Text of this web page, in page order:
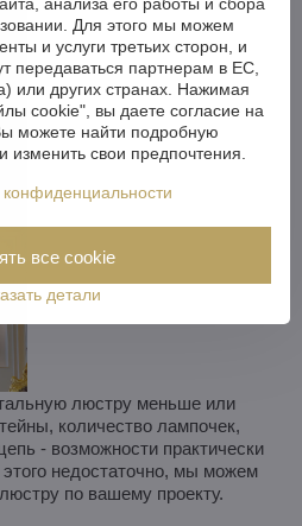
люстру меньше или
количество лампочек,
- возможности практически
недостаточно, мы можем
по вашему проекту.
Для этого мы можем
и услуги третьих сторон, и
передаваться партнерам в ЕС,
или других странах. Нажимая
cookie", вы даете согласие на
можете найти подробную
свои предпочтения.
детали
все cookie